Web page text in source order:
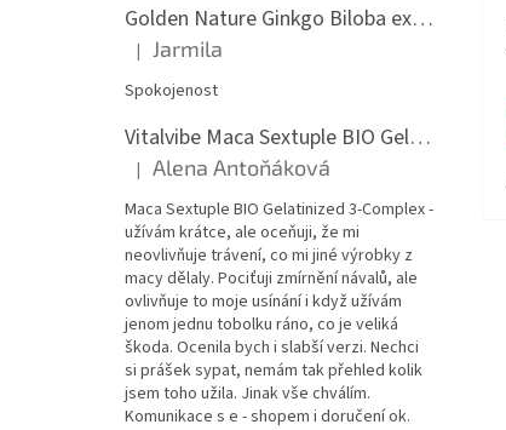
Golden Nature Ginkgo Biloba extrakt 50:1 60mg, 100 kapslí
Hodnocení produktu je 5 z 5 hvězdiček.
| Jarmila
Spokojenost
Vitalvibe Maca Sextuple BIO Gelatinized 3-Complex, 60 kapslí
Hodnocení produktu je 5 z 5 hvězdiček.
| Alena Antoňáková
Maca Sextuple BIO Gelatinized 3-Complex -
užívám krátce, ale oceňuji, že mi
neovlivňuje trávení, co mi jiné výrobky z
macy dělaly. Pociťuji zmírnění návalů, ale
ovlivňuje to moje usínání i když užívám
jenom jednu tobolku ráno, co je veliká
škoda. Ocenila bych i slabší verzi. Nechci
si prášek sypat, nemám tak přehled kolik
jsem toho užila. Jinak vše chválím.
Komunikace s e - shopem i doručení ok.